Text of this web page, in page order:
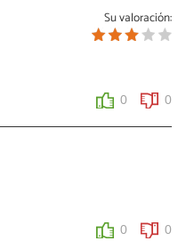
Su valoración:
0 0
0 0